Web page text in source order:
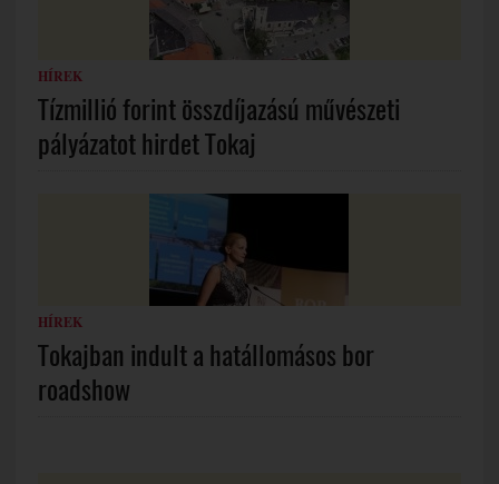
HÍREK
Tízmillió forint összdíjazású művészeti
pályázatot hirdet Tokaj
HÍREK
Tokajban indult a hatállomásos bor
roadshow